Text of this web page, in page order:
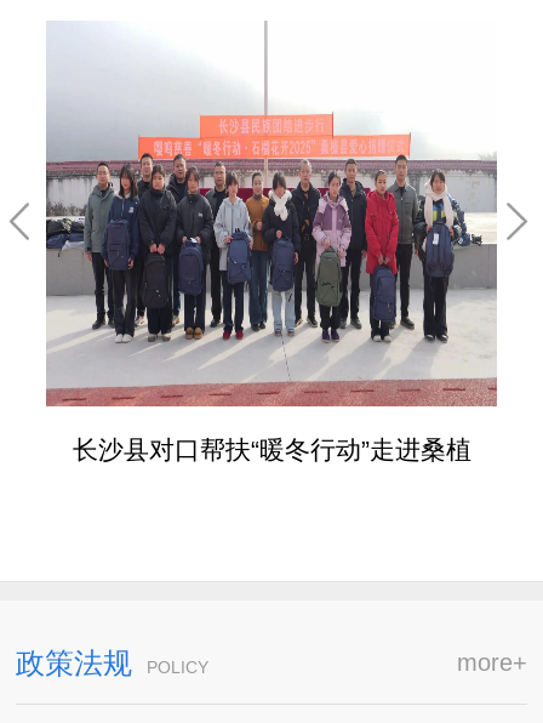
长沙县对口帮扶“暖冬行动”走进桑植
政策法规 POLICY more+